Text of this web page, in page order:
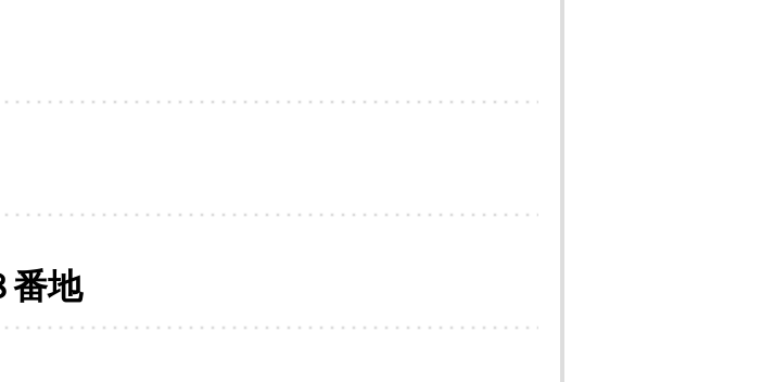
番地